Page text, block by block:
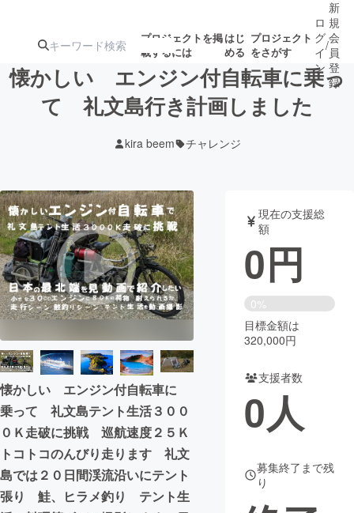
プロジェクトを掲
載するには
はじ
める
プロジェクト
をさがす
ジェクト
ロジェクト
アート・写真 音楽
テクノロジー・ガジェット ゲーム・サ
映像・映画 書籍・雑誌
ビジネス・起業 チャレンジ
まちづくり・地域活性化
CAMPFIRE for Social Good
CAMPFIRE Creation
CAMPFIREふるさと納税machi-ya
ロ
グ
イ
ン
/
新
規
会
員
登
録
懐かしい エンジン付自転車に乗っ
て 礼文島行き計画しました
kira beem チャレンジ
懐かしい エンジン付自転車に
乗って 礼文島テント生活３００
０Ｋ走破に挑戦 巡航速度２５Ｋ
トコトコのんびり走ります 礼文
島では２０日間渓流沿いにテント
張り 鮭、ヒラメ釣り テント生
現在の支援総
額
0円
0%
目標金額は
320,000円
支援者数
0人
募集終了まで残
り